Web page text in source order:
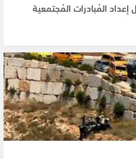
إعداد المُبادرات المُجتمعية